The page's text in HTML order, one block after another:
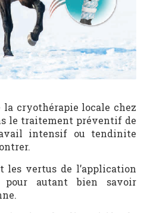
la cryothérapie locale chez
le traitement préventif de
intensif ou tendinite
les vertus de l’application
autant bien savoir